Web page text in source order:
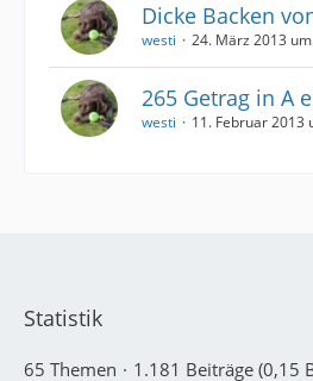
Dicke Backen
westi 24. März 2013
265 Getrag in A
westi 11. Februar 2013
Statistik
65 Themen 1.181 Beiträge (0,15